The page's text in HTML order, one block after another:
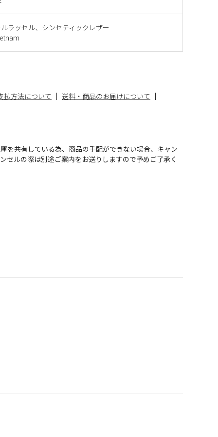
ラッセル、シンセティックレザー
払方法について
送料・商品のお届けについて
を共有している為、商品の手配ができない場合、キャン
セルの際は別途ご案内をお送りしますので予めご了承く